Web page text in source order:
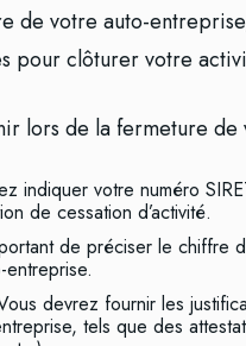
de votre auto-
pour clôturer votre
lors de la fermeture
indiquer votre numéro
de cessation d’activité.
de préciser le chiffre
entreprise.
devrez fournir les
tels que des